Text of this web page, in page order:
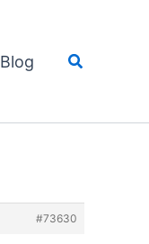
Blog Buscar
#73630